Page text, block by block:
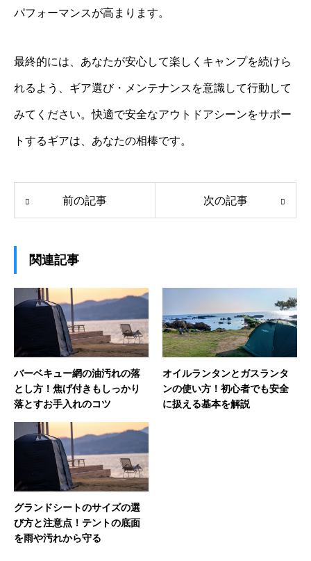
パフォーマンスが高まります。
最終的には、あなたが安心して楽しくキャンプを続けら
れるよう、ギア選び・メンテナンスを意識して行動して
みてください。快適で安全なアウトドアシーンをサポー
トするギアは、あなたの相棒です。
前の記事 次の記事
関連記事
バーベキュー網の油汚れの落
とし方！焦げ付きもしっかり
落とすお手入れのコツ
オイルランタンとガスランタ
ンの使い方！初心者でも安全
に扱える基本を解説
グランドシートのサイズの選
び方と注意点！テントの底面
を雨や汚れから守る